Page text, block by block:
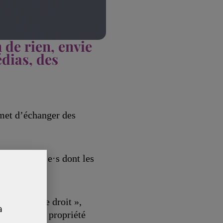
de rien, envie
des
d’échanger des
à tout·e·s dont les
envie de droit »,
droit de la propriété